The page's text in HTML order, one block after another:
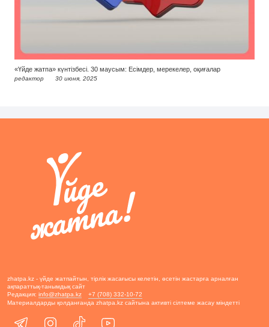
«Үйде жатпа» күнтізбесі. 30 маусым: Есімдер, мерекелер, оқиғалар
редактор 30 июня, 2025
zhatpa.kz - үйде жатпайтын, тірлік жасағысы келетін, өсетін жастарға арналған
ақпараттық-танымдық сайт
Редакция: info@zhatpa.kz
+7 (708) 332-10-72
Материалдарды қолданғанда zhatpa.kz сайтына активті сілтеме жасау міндетті